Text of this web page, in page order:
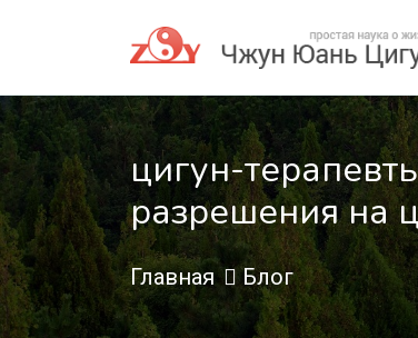
цигун-
разрешения на
Главная Блог